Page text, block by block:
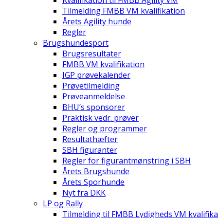
Tilmelding FMBB VM kvalifikation
Årets Agility hunde
Regler
Brugshundesport
Brugsresultater
FMBB VM kvalifikation
IGP prøvekalender
Prøvetilmelding
Prøveanmeldelse
BHU’s sponsorer
Praktisk vedr. prøver
Regler og programmer
Resultathæfter
SBH figuranter
Regler for figurantmønstring i SBH
Årets Brugshunde
Årets Sporhunde
Nyt fra DKK
LP og Rally
Tilmelding til FMBB Lydigheds VM